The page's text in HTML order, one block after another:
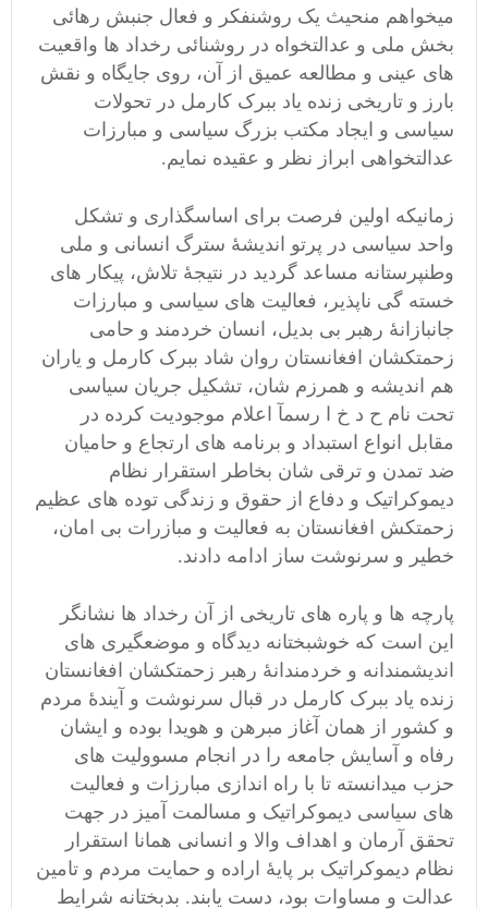
میخواهم منحیث یک روشنفکر و فعال جنبش رهائی
بخش ملی و عدالتخواه در روشنائی رخداد ها واقعیت
های عینی و مطالعه عمیق از آن، روی جایگاه و نقش
بارز و تاریخی زنده یاد ببرک کارمل در تحولات
سیاسی و ایجاد مکتب بزرگ سیاسی و مبارزات
عدالتخواهی ابراز نظر و عقیده نمایم.
زمانیکه اولین فرصت برای اساسگذاری و تشکل
واحد سیاسی در پرتو اندیشۀ سترگ انسانی و ملی
وطنپرستانه مساعد گردید در نتیجۀ تلاش، پیکار های
خسته گی ناپذیر، فعالیت های سیاسی و مبارزات
جانبازانۀ رهبر بی بدیل، انسان خردمند و حامی
زحمتکشان افغانستان روان شاد ببرک کارمل و یاران
هم اندیشه و همرزم شان، تشکیل جریان سیاسی
تحت نام ح د خ ا رسمآ اعلام موجودیت کرده در
مقابل انواع استبداد و برنامه های ارتجاع و حامیان
ضد تمدن و ترقی شان بخاطر استقرار نظام
دیموکراتیک و دفاع از حقوق و زندگی توده های عظیم
زحمتکش افغانستان به فعالیت و مبازرات بی امان،
خطیر و سرنوشت ساز ادامه دادند.
پارچه ها و پاره های تاریخی از آن رخداد ها نشانگر
این است که خوشبختانه دیدگاه و موضعگیری های
اندیشمندانه و خردمندانۀ رهبر زحمتکشان افغانستان
زنده یاد ببرک کارمل در قبال سرنوشت و آیندۀ مردم
و کشور از همان آغاز مبرهن و هویدا بوده و ایشان
رفاه و آسایش جامعه را در انجام مسوولیت های
حزب میدانسته تا با راه اندازی مبارزات و فعالیت
های سیاسی دیموکراتیک و مسالمت آمیز در جهت
تحقق آرمان و اهداف والا و انسانی همانا استقرار
نظام دیموکراتیک بر پایۀ اراده و حمایت مردم و تامین
عدالت و مساوات بود، دست یابند. بدبختانه شرایط